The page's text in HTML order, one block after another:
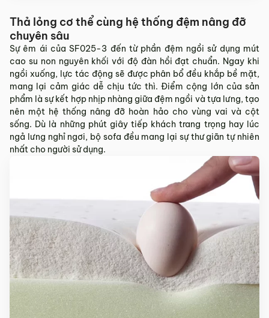
Thả lỏng cơ thể cùng hệ thống đệm nâng đỡ
chuyên sâu
Sự êm ái của SF025-3 đến từ phần đệm ngồi sử dụng mút
cao su non nguyên khối với độ đàn hồi đạt chuẩn. Ngay khi
ngồi xuống, lực tác động sẽ được phân bổ đều khắp bề mặt,
mang lại cảm giác dễ chịu tức thì. Điểm cộng lớn của sản
phẩm là sự kết hợp nhịp nhàng giữa đệm ngồi và tựa lưng, tạo
nên một hệ thống nâng đỡ hoàn hảo cho vùng vai và cột
sống. Dù là những phút giây tiếp khách trang trọng hay lúc
ngả lưng nghỉ ngơi, bộ sofa đều mang lại sự thư giãn tự nhiên
nhất cho người sử dụng.